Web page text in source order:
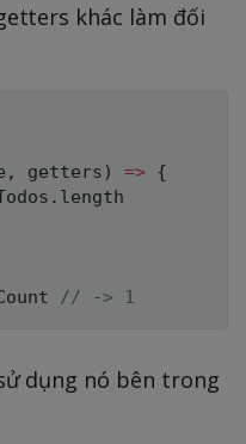
khác làm đối
, getters ) => {
. length
// -> 1
dụng nó bên trong